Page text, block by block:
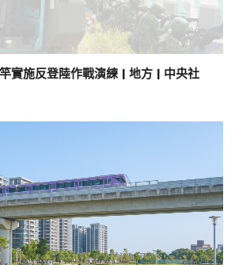
實施反登陸作戰演練 | 地方 | 中央社